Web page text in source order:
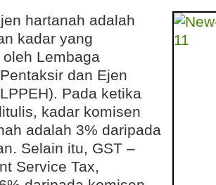
hartanah adalah
kadar yang
Lembaga
dan Ejen
Pada ketika
kadar komisen
adalah 3% daripada
Selain itu, GST –
Service Tax,